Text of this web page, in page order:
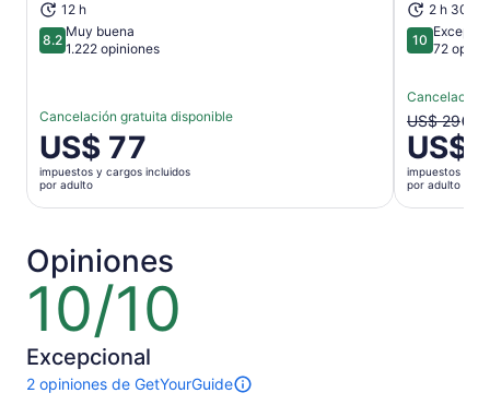
12 h
8.28.2 de 10
Muy buena
1.222 opiniones
Cancelación gratuita disponible
El
precio
es
de
por
adulto
US$ 77
impuestos y cargos incluidos
por adulto
2 h 30 m
1010 de 10
72
Cancelación
El
precio
anterior
era
US$ 29
US$ 29
US$
impuestos y
por adulto
Opiniones
10/10
10
10
Excepcional
2 opiniones de GetYourGuide
2